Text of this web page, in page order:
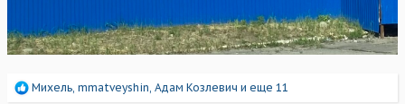
Р
Михель, mmatveyshin, Адам Козлевич и еще 11